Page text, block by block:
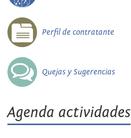
Perfil de contratante
Quejas y Sugerencias
Agenda actividades